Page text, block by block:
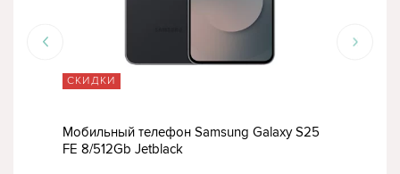
СКИДКИ
Мобильный телефон Samsung Galaxy S25
FE 8/512Gb Jetblack